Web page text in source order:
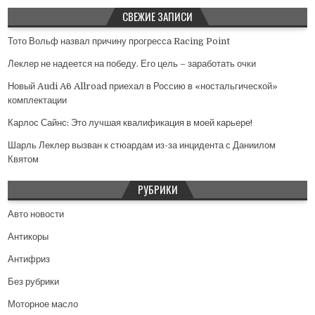
СВЕЖИЕ ЗАПИСИ
Тото Вольф назвал причину прогресса Racing Point
Леклер не надеется на победу. Его цель – заработать очки
Новый Audi A6 Allroad приехал в Россию в «ностальгической»
комплектации
Карлос Сайнс: Это лучшая квалификация в моей карьере!
Шарль Леклер вызван к стюардам из-за инцидента с Даниилом
Квятом
РУБРИКИ
Авто новости
Антикоры
Антифриз
Без рубрики
Моторное масло